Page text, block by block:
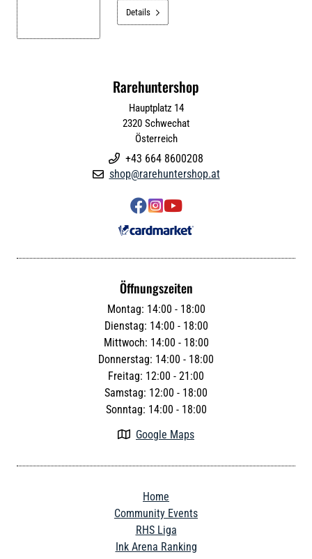
Details 
Rarehuntershop
Hauptplatz 14
2320 Schwechat
Österreich
 +43 664 8600208
 shop@rarehuntershop.at

Öffnungszeiten
Montag: 14:00 - 18:00
Dienstag: 14:00 - 18:00
Mittwoch: 14:00 - 18:00
Donnerstag: 14:00 - 18:00
Freitag: 12:00 - 21:00
Samstag: 12:00 - 18:00
Sonntag: 14:00 - 18:00
 Google Maps
Home
Community Events
RHS Liga
Ink Arena Ranking